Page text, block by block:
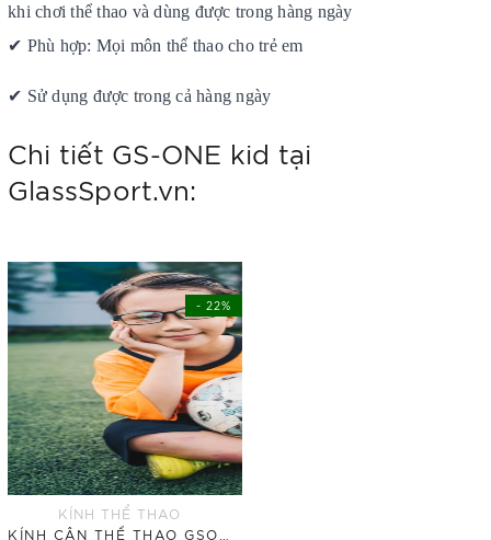
khi chơi thể thao và dùng được trong hàng ngày
✔ Phù hợp: Mọi môn thể thao cho trẻ em
✔ Sử dụng được trong cả hàng ngày
Chi tiết GS-ONE kid tại
GlassSport.vn:
- 22%
KÍNH THỂ THAO